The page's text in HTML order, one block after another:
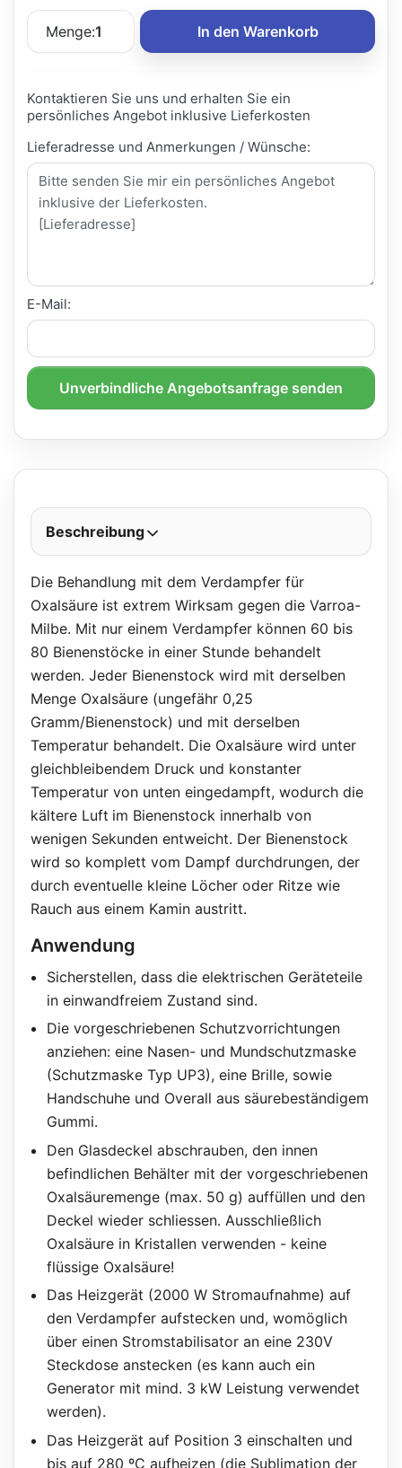
Menge:1 In den Warenkorb
Kontaktieren Sie uns und erhalten Sie ein
persönliches Angebot inklusive Lieferkosten
Lieferadresse und Anmerkungen / Wünsche:
E-Mail:
Unverbindliche Angebotsanfrage senden
Beschreibung
Die Behandlung mit dem Verdampfer für
Oxalsäure ist extrem Wirksam gegen die Varroa-
Milbe. Mit nur einem Verdampfer können 60 bis
80 Bienenstöcke in einer Stunde behandelt
werden. Jeder Bienenstock wird mit derselben
Menge Oxalsäure (ungefähr 0,25
Gramm/Bienenstock) und mit derselben
Temperatur behandelt. Die Oxalsäure wird unter
gleichbleibendem Druck und konstanter
Temperatur von unten eingedampft, wodurch die
kältere Luft im Bienenstock innerhalb von
wenigen Sekunden entweicht. Der Bienenstock
wird so komplett vom Dampf durchdrungen, der
durch eventuelle kleine Löcher oder Ritze wie
Rauch aus einem Kamin austritt.
Anwendung
Sicherstellen, dass die elektrischen Geräteteile
in einwandfreiem Zustand sind.
Die vorgeschriebenen Schutzvorrichtungen
anziehen: eine Nasen- und Mundschutzmaske
(Schutzmaske Typ UP3), eine Brille, sowie
Handschuhe und Overall aus säurebeständigem
Gummi.
Den Glasdeckel abschrauben, den innen
befindlichen Behälter mit der vorgeschriebenen
Oxalsäuremenge (max. 50 g) auffüllen und den
Deckel wieder schliessen. Ausschließlich
Oxalsäure in Kristallen verwenden - keine
flüssige Oxalsäure!
Das Heizgerät (2000 W Stromaufnahme) auf
den Verdampfer aufstecken und, womöglich
über einen Stromstabilisator an eine 230V
Steckdose anstecken (es kann auch ein
Generator mit mind. 3 kW Leistung verwendet
werden).
Das Heizgerät auf Position 3 einschalten und
bis auf 280 ºC aufheizen (die Sublimation der